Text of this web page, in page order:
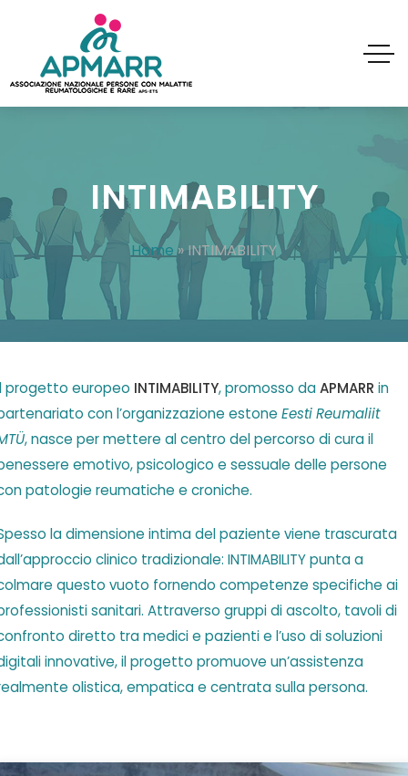
INTIMABILITY
Home» INTIMABILITY
progetto europeo INTIMABILITY, promosso daAPMARRin
con l’organizzazione estoneEesti Reumaliit
, nasce per mettere al centro del percorso di cura il
emotivo, psicologico e sessuale delle persone
patologie reumatiche e croniche.
la dimensione intima del paziente viene trascurata
clinico tradizionale: INTIMABILITY punta a
questo vuoto fornendo competenze specifiche ai
sanitari. Attraverso gruppi di ascolto, tavoli di
diretto tra medici e pazienti e l’uso di soluzioni
innovative, il progetto promuove un’assistenza
olistica, empatica e centrata sulla persona.